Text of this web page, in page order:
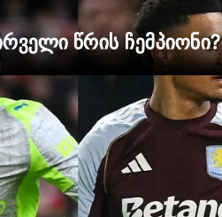
წრის ჩემპიონი?